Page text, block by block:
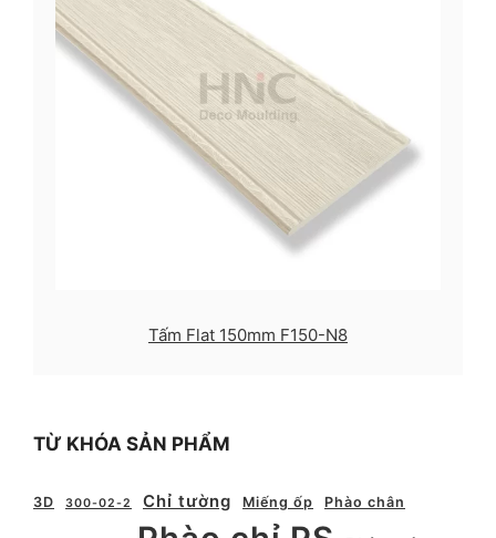
Tấm Flat 150mm F150-N8
TỪ KHÓA SẢN PHẨM
3D 300-02-2 Chỉ tường Miếng ốp Phào chân